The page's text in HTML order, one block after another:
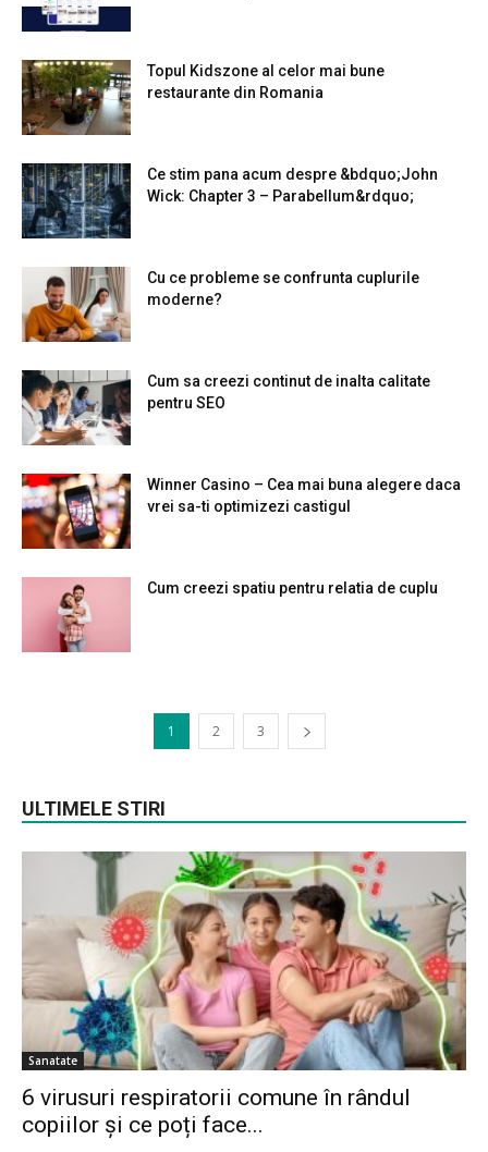
Topul Kidszone al celor mai bune
restaurante din Romania
Ce stim pana acum despre &bdquo;John
Wick: Chapter 3 – Parabellum&rdquo;
Cu ce probleme se confrunta cuplurile
moderne?
Cum sa creezi continut de inalta calitate
pentru SEO
Winner Casino – Cea mai buna alegere daca
vrei sa-ti optimizezi castigul
Cum creezi spatiu pentru relatia de cuplu
1 2 3
ULTIMELE STIRI
Sanatate
6 virusuri respiratorii comune în rândul
copiilor și ce poți face...